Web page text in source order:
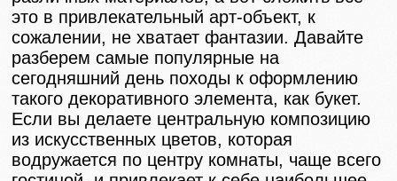
это в привлекательный арт-объект, к
сожалении, не хватает фантазии. Давайте
разберем самые популярные на
сегодняшний день походы к оформлению
такого декоративного элемента, как букет.
Если вы делаете центральную композицию
из искусственных цветов, которая
водружается по центру комнаты, чаще всего